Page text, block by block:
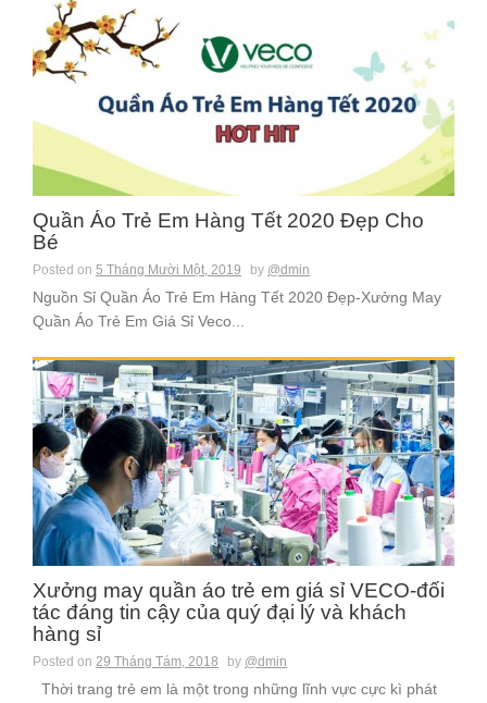
Quần Áo Trẻ Em Hàng Tết 2020 Đẹp Cho
Bé
Posted on 5 Tháng Mười Một, 2019 by @dmin
Nguồn Sỉ Quần Áo Trẻ Em Hàng Tết 2020 Đẹp-Xưởng May
Quần Áo Trẻ Em Giá Sỉ Veco...
Xưởng may quần áo trẻ em giá sỉ VECO-đối
tác đáng tin cậy của quý đại lý và khách
hàng sỉ
Posted on 29 Tháng Tám, 2018 by @dmin
Thời trang trẻ em là một trong những lĩnh vực cực kì phát